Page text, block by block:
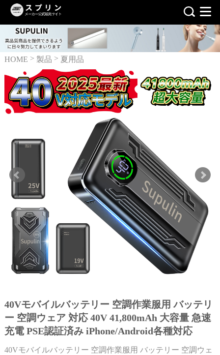
HOME > 製品 > 夏用品
40Vモバイルバッテリー 空調作業服用 バッテリ
ー 空調ウェア 対応 40V 41,800mAh 大容量 急速
充電 PSE認証済み iPhone/Android各種対応
40Vモバイルバッテリー 空調作業服用 バッテリー 空調ウェ